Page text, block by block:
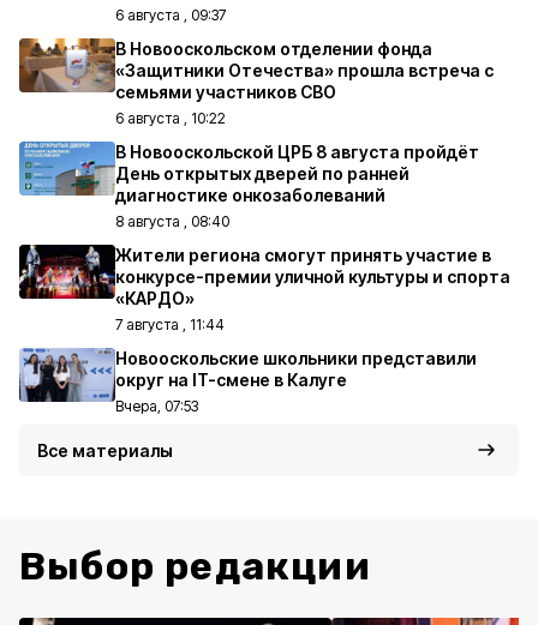
6 августа , 09:37
В Новооскольском отделении фонда
«Защитники Отечества» прошла встреча с
семьями участников СВО
6 августа , 10:22
В Новооскольской ЦРБ 8 августа пройдёт
День открытых дверей по ранней
диагностике онкозаболеваний
8 августа , 08:40
Жители региона смогут принять участие в
конкурсе-премии уличной культуры и спорта
«КАРДО»
7 августа , 11:44
Новооскольские школьники представили
округ на IT-смене в Калуге
Вчера, 07:53
Все материалы
Выбор редакции